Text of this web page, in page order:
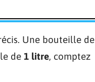
Une bouteille de
de 1 litre, comptez